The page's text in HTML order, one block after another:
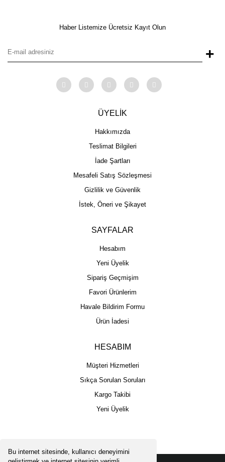
Bu internet sitesinde, kullanıcı deneyimini
Haber Listemize Ücretsiz Kayıt Olun
+
ÜYELİK
Hakkımızda
Teslimat Bilgileri
İade Şartları
Mesafeli Satış Sözleşmesi
Gizlilik ve Güvenlik
İstek, Öneri ve Şikayet
SAYFALAR
Hesabım
Yeni Üyelik
Sipariş Geçmişim
Favori Ürünlerim
Havale Bildirim Formu
Ürün İadesi
HESABIM
Müşteri Hizmetleri
Sıkça Sorulan Soruları
Kargo Takibi
Yeni Üyelik